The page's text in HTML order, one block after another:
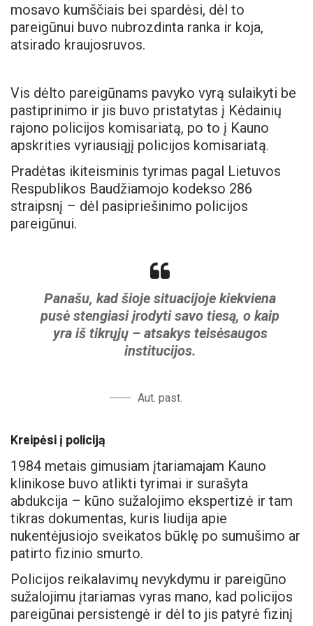
mosavo kumščiais bei spardėsi, dėl to
pareigūnui buvo nubrozdinta ranka ir koja,
atsirado kraujosruvos.
Vis dėlto pareigūnams pavyko vyrą sulaikyti be
pastiprinimo ir jis buvo pristatytas į Kėdainių
rajono policijos komisariatą, po to į Kauno
apskrities vyriausiąjį policijos komisariatą.
Pradėtas ikiteisminis tyrimas pagal Lietuvos
Respublikos Baudžiamojo kodekso 286
straipsnį – dėl pasipriešinimo policijos
pareigūnui.
Panašu, kad šioje situacijoje kiekviena
pusė stengiasi įrodyti savo tiesą, o kaip
yra iš tikrųjų – atsakys teisėsaugos
institucijos.
Aut. past.
Kreipėsi į policiją
1984 metais gimusiam įtariamajam Kauno
klinikose buvo atlikti tyrimai ir surašyta
abdukcija – kūno sužalojimo ekspertizė ir tam
tikras dokumentas, kuris liudija apie
nukentėjusiojo sveikatos būklę po sumušimo ar
patirto fizinio smurto.
Policijos reikalavimų nevykdymu ir pareigūno
sužalojimu įtariamas vyras mano, kad policijos
pareigūnai persistengė ir dėl to jis patyrė fizinį